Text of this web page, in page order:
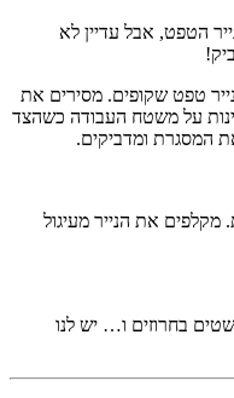
הטפט, אבל עדיין לא
נייר טפט שקופים. מסירים את
על משטח העבודה כשהצד
המסגרת ומדביקים.
מקלפים את הנייר מעיגול
בחרוזים ו… יש לנו